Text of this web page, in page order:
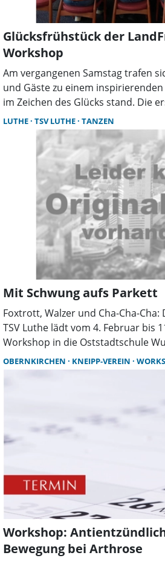
Glücksfrühstück der
Workshop
Am vergangenen Samstag trafen
und Gäste zu einem
im Zeichen des Glücks stand. Die
Kirsten Katurbe, eröffnete den
Gedicht von Clemens Brentano
auf die kommenden Jahre bis 2026.
LUTHE TSV LUTHE TANZEN
Mit Schwung aufs Parkett
Foxtrott, Walzer und Cha-Cha-Cha:
TSV Luthe lädt vom 4. Februar bis
Workshop in die Oststadtschule
Abenden lernen Paare beliebte
auch als Vorbereitung für „Tanz in
OBERNKIRCHEN KNEIPP-VEREIN
Workshop:
Bewegung bei Arthrose